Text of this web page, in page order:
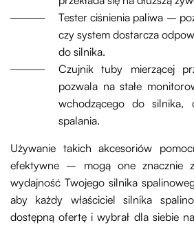
Tester ciśnienia paliwa –
czy system dostarcza
do silnika.
Czujnik tuby mierzącej
pozwala na stałe
wchodzącego do silnika,
spalania.
Używanie takich akcesoriów
efektywne – mogą one znacznie
wydajność Twojego silnika
aby każdy właściciel silnika
dostępną ofertę i wybrał dla siebie